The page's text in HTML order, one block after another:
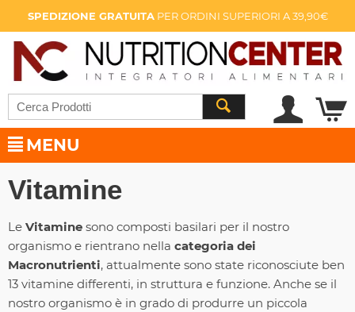
SPEDIZIONE GRATUITAPER ORDINI SUPERIORI A 39,90€
MENU
Vitamine
Le Vitamine sono composti basilari per il nostro
organismo e rientrano nella categoria dei
Macronutrienti, attualmente sono state riconosciute ben
13 vitamine differenti, in struttura e funzione. Anche se il
nostro organismo è in grado di produrre un piccola